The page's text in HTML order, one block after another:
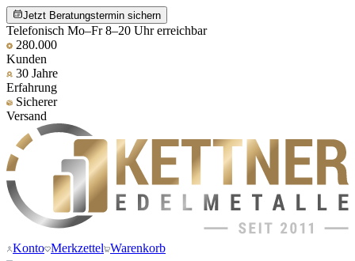
Jetzt Beratungstermin sichern
Telefonisch Mo–Fr 8–20 Uhr erreichbar
280.000
Kunden
30 Jahre
Erfahrung
Sicherer
Versand
Konto Merkzettel Warenkorb